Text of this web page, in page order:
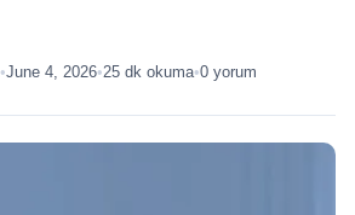
•June 4, 2026•25 dk okuma•0 yorum